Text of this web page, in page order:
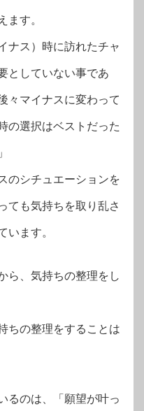
ます。
ナス）時に訪れたチャ
としていない事であ
々マイナスに変わって
の選択はベストだった
のシチュエーションを
ても気持ちを取り乱さ
います。
ら、気持ちの整理をし
ちの整理をすることは
るのは、「願望が叶っ